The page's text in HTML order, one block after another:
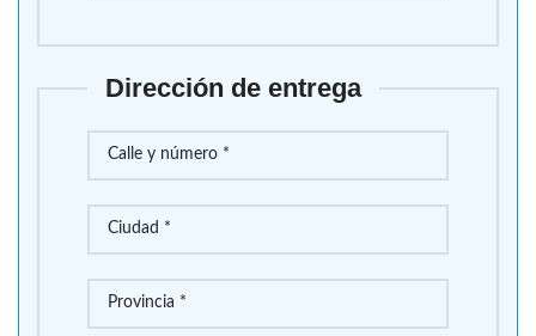
Dirección de entrega